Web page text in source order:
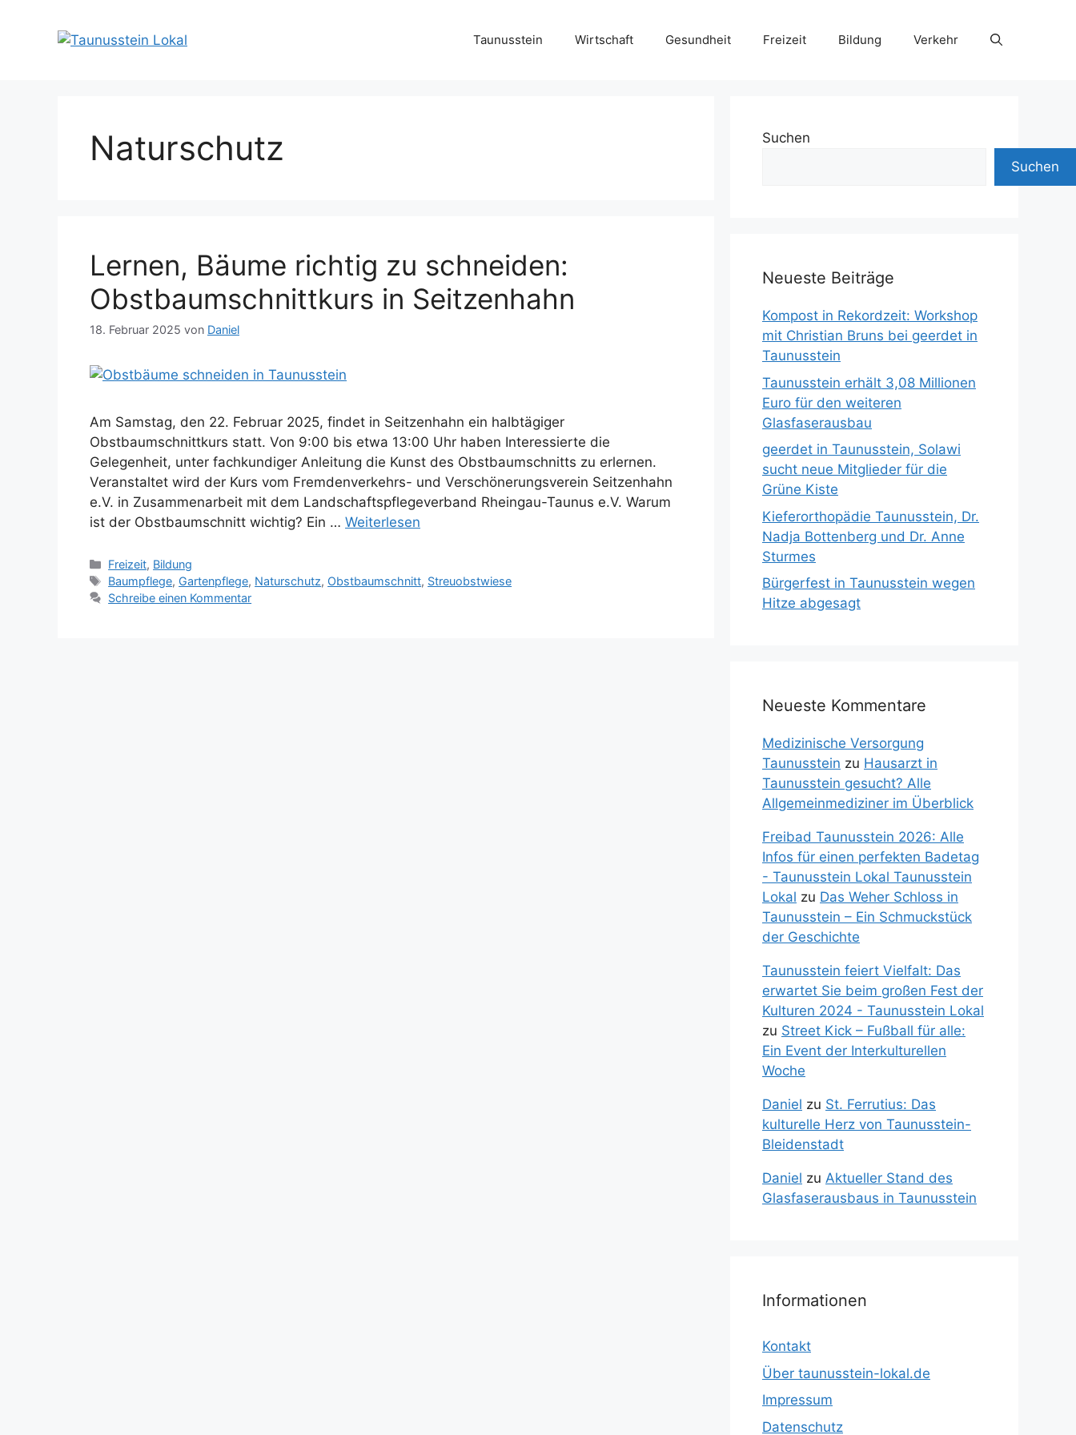
Taunusstein Wirtschaft Gesundheit Freizeit Bildung Verkehr
Naturschutz
Lernen, Bäume richtig zu schneiden:
Obstbaumschnittkurs in Seitzenhahn
18. Februar 2025 von Daniel
Am Samstag, den 22. Februar 2025, findet in Seitzenhahn ein halbtägiger
Obstbaumschnittkurs statt. Von 9:00 bis etwa 13:00 Uhr haben Interessierte die
Gelegenheit, unter fachkundiger Anleitung die Kunst des Obstbaumschnitts zu erlernen.
Veranstaltet wird der Kurs vom Fremdenverkehrs- und Verschönerungsverein Seitzenhahn
e.V. in Zusammenarbeit mit dem Landschaftspflegeverband Rheingau-Taunus e.V. Warum
ist der Obstbaumschnitt wichtig? Ein … Weiterlesen
Kategorien
Freizeit, Bildung
Schlagwörter
Baumpflege, Gartenpflege, Naturschutz, Obstbaumschnitt, Streuobstwiese
Schreibe einen Kommentar
Suchen
Suchen
Neueste Beiträge
Kompost in Rekordzeit: Workshop
mit Christian Bruns bei geerdet in
Taunusstein
Taunusstein erhält 3,08 Millionen
Euro für den weiteren
Glasfaserausbau
geerdet in Taunusstein, Solawi
sucht neue Mitglieder für die
Grüne Kiste
Kieferorthopädie Taunusstein, Dr.
Nadja Bottenberg und Dr. Anne
Sturmes
Bürgerfest in Taunusstein wegen
Hitze abgesagt
Neueste Kommentare
Medizinische Versorgung
Taunusstein zu Hausarzt in
Taunusstein gesucht? Alle
Allgemeinmediziner im Überblick
Freibad Taunusstein 2026: Alle
Infos für einen perfekten Badetag
- Taunusstein Lokal Taunusstein
Lokal zu Das Weher Schloss in
Taunusstein – Ein Schmuckstück
der Geschichte
Taunusstein feiert Vielfalt: Das
erwartet Sie beim großen Fest der
Kulturen 2024 - Taunusstein Lokal
zu Street Kick – Fußball für alle:
Ein Event der Interkulturellen
Woche
Daniel zu St. Ferrutius: Das
kulturelle Herz von Taunusstein-
Bleidenstadt
Daniel zu Aktueller Stand des
Glasfaserausbaus in Taunusstein
Informationen
Kontakt
Über taunusstein-lokal.de
Impressum
Datenschutz